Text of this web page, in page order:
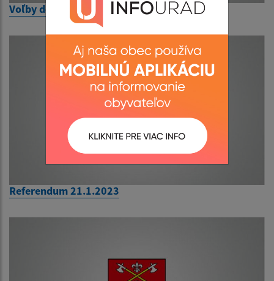
Voľby do NR SR 2023
Referendum 21.1.2023